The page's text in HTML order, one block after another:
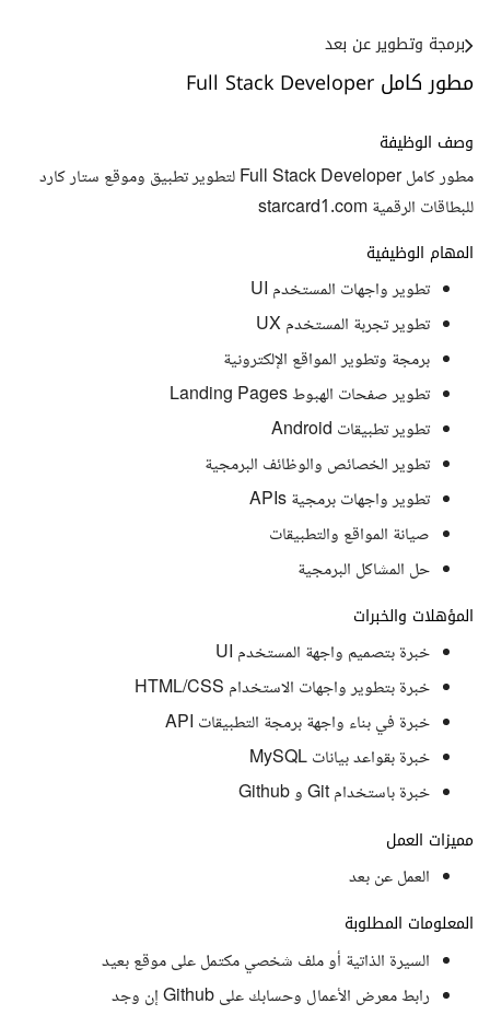
مطور كامل Full Stack Developer
برمجة وتطوير عن بعد
وصف الوظيفة
مطور كامل Full Stack Developer لتطوير تطبيق وموقع ستار كارد
للبطاقات الرقمية starcard1.com
المهام الوظيفية
تطوير واجهات المستخدم UI
تطوير تجربة المستخدم UX
برمجة وتطوير المواقع الإلكترونية
تطوير صفحات الهبوط Landing Pages
تطوير تطبيقات Android
تطوير الخصائص والوظائف البرمجية
تطوير واجهات برمجية APIs
صيانة المواقع والتطبيقات
حل المشاكل البرمجية
المؤهلات والخبرات
خبرة بتصميم واجهة المستخدم UI
خبرة بتطوير واجهات الاستخدام HTML/CSS
خبرة في بناء واجهة برمجة التطبيقات API
خبرة بقواعد بيانات MySQL
خبرة باستخدام Git و Github
مميزات العمل
العمل عن بعد
المعلومات المطلوبة
السيرة الذاتية أو ملف شخصي مكتمل على موقع بعيد
رابط معرض الأعمال وحسابك على Github إن وجد